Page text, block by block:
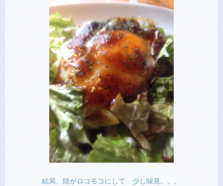
結局、陸がロコモコにして 少し味見。。。